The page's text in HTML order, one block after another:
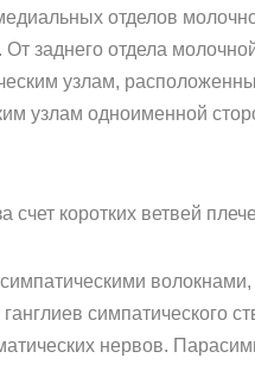
отделов
заднего отдела
узлам,
узлам одноименной
счет коротких ветвей
симпатического
нервов.